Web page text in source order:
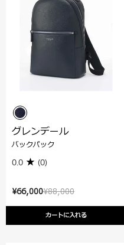
¥88,000
¥66,000
カートに入れる
グレンデール
バックパック
0.0 (0)